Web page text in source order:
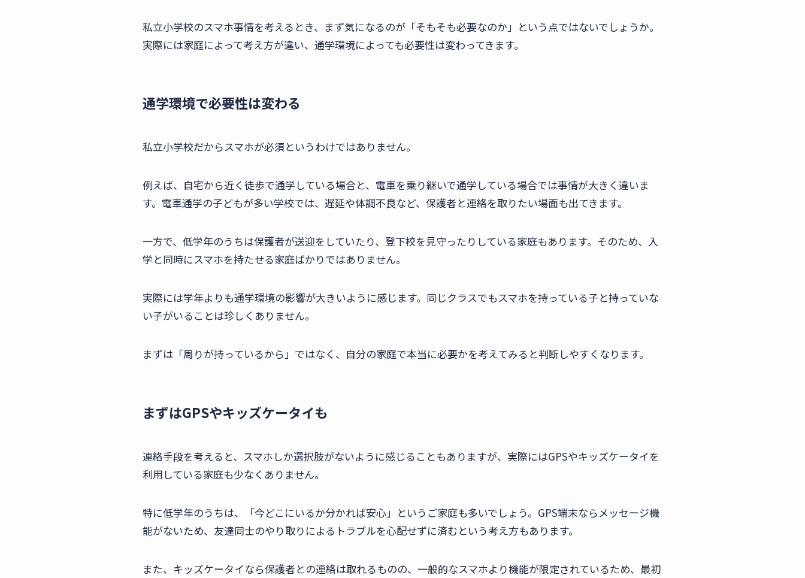
私立小学校のスマホ事情を考えるとき、まず気になるのが「そもそも必要なのか」という点ではないでしょうか。
実際には家庭によって考え方が違い、通学環境によっても必要性は変わってきます。
通学環境で必要性は変わる
私立小学校だからスマホが必須というわけではありません。
例えば、自宅から近く徒歩で通学している場合と、電車を乗り継いで通学している場合では事情が大きく違いま
す。電車通学の子どもが多い学校では、遅延や体調不良など、保護者と連絡を取りたい場面も出てきます。
一方で、低学年のうちは保護者が送迎をしていたり、登下校を見守ったりしている家庭もあります。そのため、入
学と同時にスマホを持たせる家庭ばかりではありません。
実際には学年よりも通学環境の影響が大きいように感じます。同じクラスでもスマホを持っている子と持っていな
い子がいることは珍しくありません。
まずは「周りが持っているから」ではなく、自分の家庭で本当に必要かを考えてみると判断しやすくなります。
まずはGPSやキッズケータイも
連絡手段を考えると、スマホしか選択肢がないように感じることもありますが、実際にはGPSやキッズケータイを
利用している家庭も少なくありません。
特に低学年のうちは、「今どこにいるか分かれば安心」というご家庭も多いでしょう。GPS端末ならメッセージ機
能がないため、友達同士のやり取りによるトラブルを心配せずに済むという考え方もあります。
また、キッズケータイなら保護者との連絡は取れるものの、一般的なスマホより機能が限定されているため、最初